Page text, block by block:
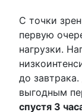
С точки
первую
нагрузки.
до
выгодным
спустя 3